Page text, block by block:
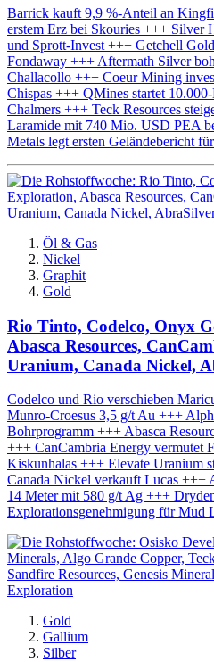
Barrick kauft 9,9 %-Anteil an
erstem Erz bei Skouries +++ Silver
und Sprott-Invest +++ Getchell
Fondaway +++ Aftermath Silver
Challacollo +++ Coeur Mining
Chispas +++ QMines startet
Chalmers +++ Teck Resources
Laramide mit 740 Mio. USD PEA
Metals legt ersten Geländebericht
Öl & Gas
Nickel
Graphit
Gold
Rio Tinto, Codelco, Onyx
Abasca Resources,
Uranium, Canada Nickel,
Codelco und Rio verschieben
Munro-Croesus 3,5 g/t Au +++
Bohrprogramm +++ Abasca
+++ CanCambria Energy vermutet
Kiskunhalas +++ Elevate Uranium
Canada Nickel verkauft Lucas +++
14 Meter mit 580 g/t Ag +++
Explorationsgenehmigung für Mud
Gold
Gallium
Silber